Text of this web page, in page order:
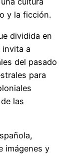
y la ficción.
dividida en
invita a
del pasado
para
las
imágenes y